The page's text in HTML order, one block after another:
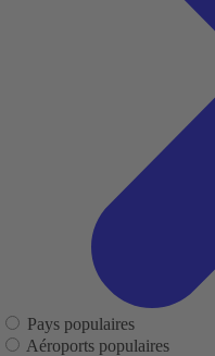
Pays populaires
Aéroports populaires